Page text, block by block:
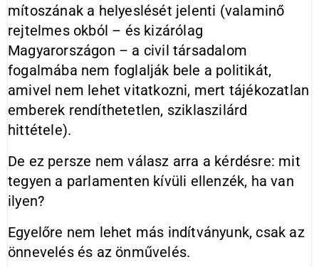
mítoszának a helyeslését jelenti (valaminő
rejtelmes okból – és kizárólag
Magyarországon – a civil társadalom
fogalmába nem foglalják bele a politikát,
amivel nem lehet vitatkozni, mert tájékozatlan
emberek rendíthetetlen, sziklaszilárd
hittétele).
De ez persze nem válasz arra a kérdésre: mit
tegyen a parlamenten kívüli ellenzék, ha van
ilyen?
Egyelőre nem lehet más indítványunk, csak az
önnevelés és az önművelés.